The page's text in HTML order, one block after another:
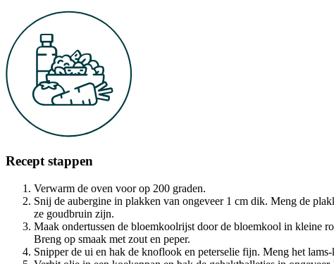
Recept stappen
Verwarm de oven voor op 200 graden.
Snij de aubergine in plakken van ongeveer 1 cm dik. Meng de
ze goudbruin zijn.
Maak ondertussen de bloemkoolrijst door de bloemkool in kleine
Breng op smaak met zout en peper.
Snipper de ui en hak de knoflook en peterselie fijn. Meng het